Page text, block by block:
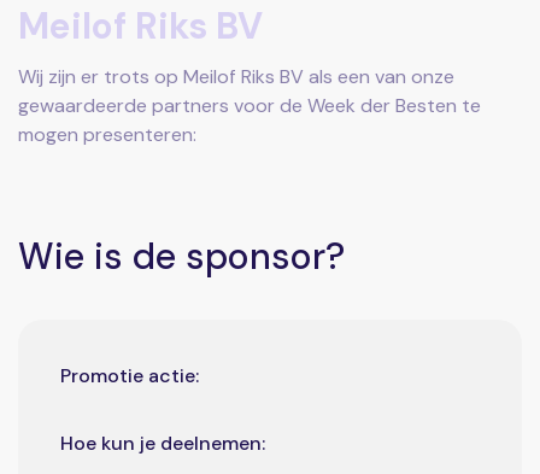
Meilof Riks BV
Wij zijn er trots op Meilof Riks BV als een van onze
gewaardeerde partners voor de Week der Besten te
mogen presenteren:
Wie is de sponsor?
Promotie actie:
Hoe kun je deelnemen: